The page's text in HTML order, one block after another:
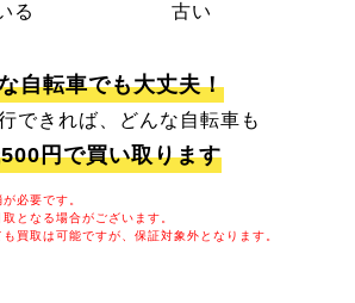
る 古い
自転車でも大丈夫！
できれば、どんな自転車も
円で買い取ります
必要です。
となる場合がございます。
買取は可能ですが、保証対象外となります。